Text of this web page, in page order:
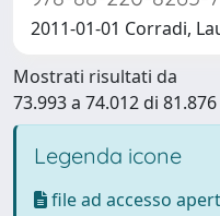
2011-01-01 Corradi,
Mostrati risultati da
73.993 a 74.012 di 81.876
Legenda icone
file ad accesso